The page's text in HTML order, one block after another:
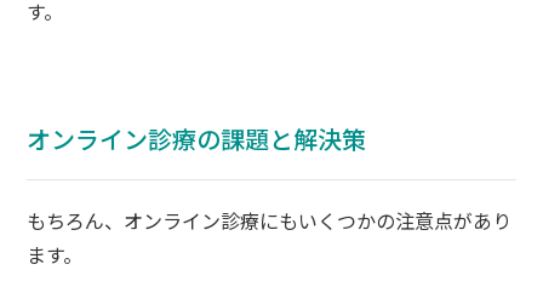
す。
オンライン診療の課題と解決策
もちろん、オンライン診療にもいくつかの注意点があり
ます。